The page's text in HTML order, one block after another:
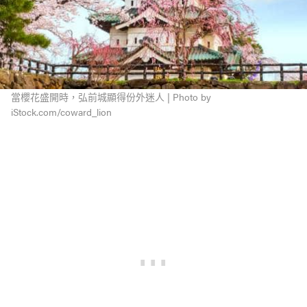
當櫻花盛開時，弘前城顯得份外迷人 | Photo by
iStock.com/coward_lion